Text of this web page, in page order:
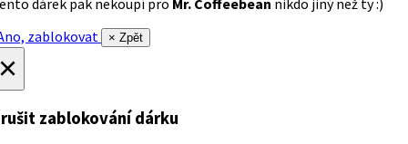
dárek pak nekoupí pro Mr. Coffeebean nikdo jiný než ty :)
zablokovat
× Zpět
zablokování dárku